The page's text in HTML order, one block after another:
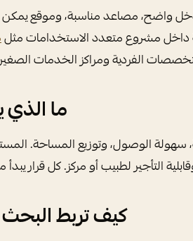
واضح، مصاعد مناسبة، وموقع
مشروع متعدد الاستخدامات مثل
الفردية ومراكز الخدمات
ما
سهولة الوصول، وتوزيع المساحة.
التأجير لطبيب أو مركز. كل قرار
كيف تربط